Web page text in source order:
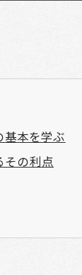
本を学ぶ
その利点
知識
ットフォーム